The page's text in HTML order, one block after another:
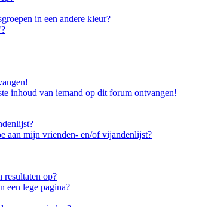
in een andere kleur?
inhoud van iemand op dit forum ontvangen!
aan mijn vrienden- en/of vijandenlijst?
resultaten op?
een lege pagina?